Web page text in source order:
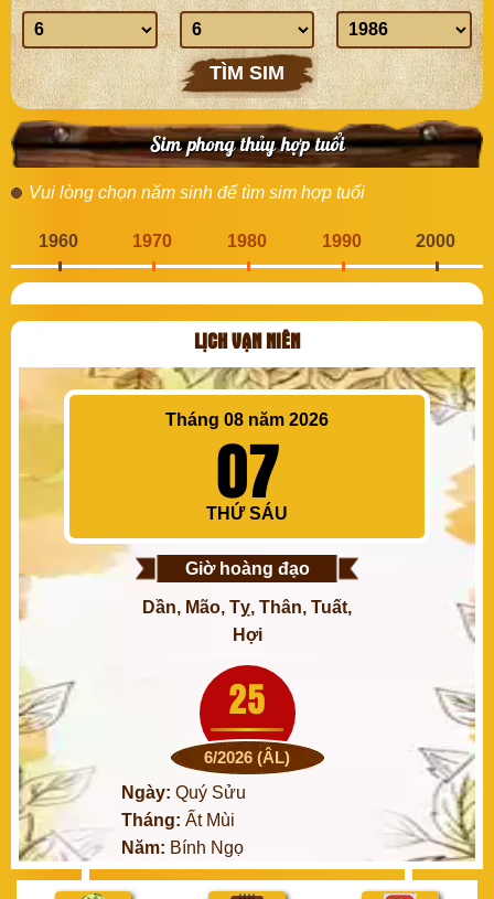
sinh
Ngày
sinh
Tháng
sinh
Năm
sinh
TÌM SIM
Sim phong thủy hợp tuổi
Vui lòng chọn năm sinh để tìm sim hợp tuổi
1960 1970 1980 1990 2000
LỊCH VẠN NIÊN
Tháng 08 năm 2026
07
THỨ SÁU
Giờ hoàng đạo
Dần, Mão, Tỵ, Thân, Tuất,
Hợi
25
6/2026 (ÂL)
Ngày:Quý Sửu
Tháng:Ất Mùi
Năm: Bính Ngọ